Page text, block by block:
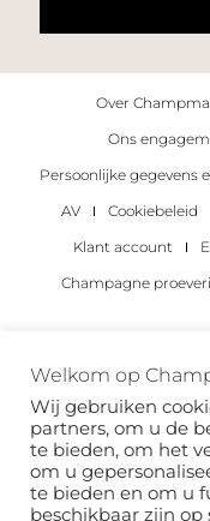
Over
Ons
Persoonlijke gegevens
AV
Cookiebeleid
Klant account
Champagne
Copyright
Welkom op
Wij gebruiken
partners, om u de
te bieden, om het
om u
te bieden en om u
beschikbaar zijn